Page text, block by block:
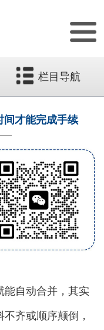
栏目导航
间才能完成手续
自动合并，其实
齐或顺序颠倒，